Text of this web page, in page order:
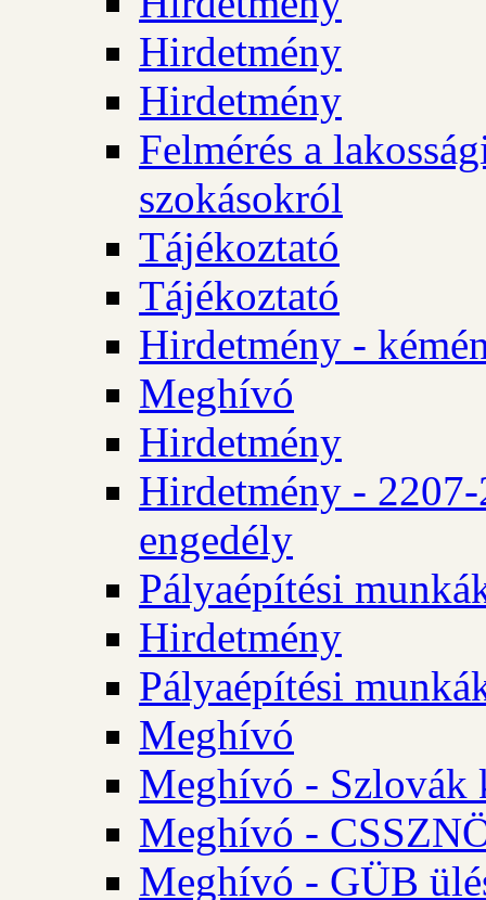
Hirdetmény
Hirdetmény
Felmérés a
szokásokról
Tájékoztató
Tájékoztató
Hirdetmény -
Meghívó
Hirdetmény
Hirdetmény -
engedély
Pályaépítési
Hirdetmény
Pályaépítési
Meghívó
Meghívó - Szlovák
Meghívó -
Meghívó - GÜB